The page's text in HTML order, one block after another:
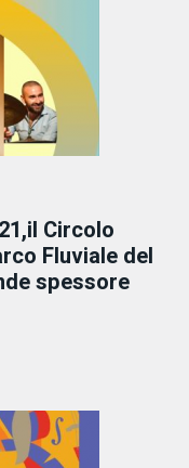
Circolo
Fluviale del
spessore